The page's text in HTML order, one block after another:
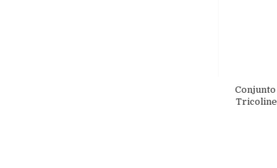
Conjunto
Tricoline